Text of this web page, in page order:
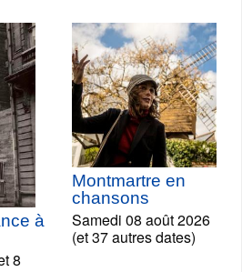
à
8
Montmartre en
chansons
Samedi 08 août 2026
(et 37 autres dates)